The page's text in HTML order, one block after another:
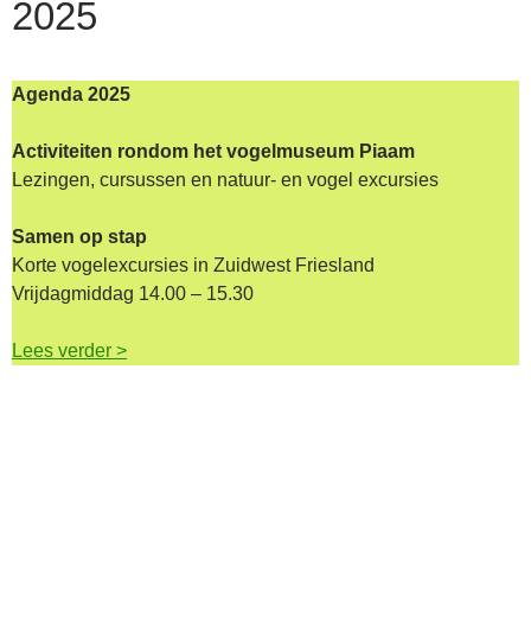
2025
Agenda 2025
Activiteiten rondom het vogelmuseum Piaam
Lezingen, cursussen en natuur- en vogel excursies
Samen op stap
Korte vogelexcursies in Zuidwest Friesland
Vrijdagmiddag 14.00 – 15.30
Lees verder >